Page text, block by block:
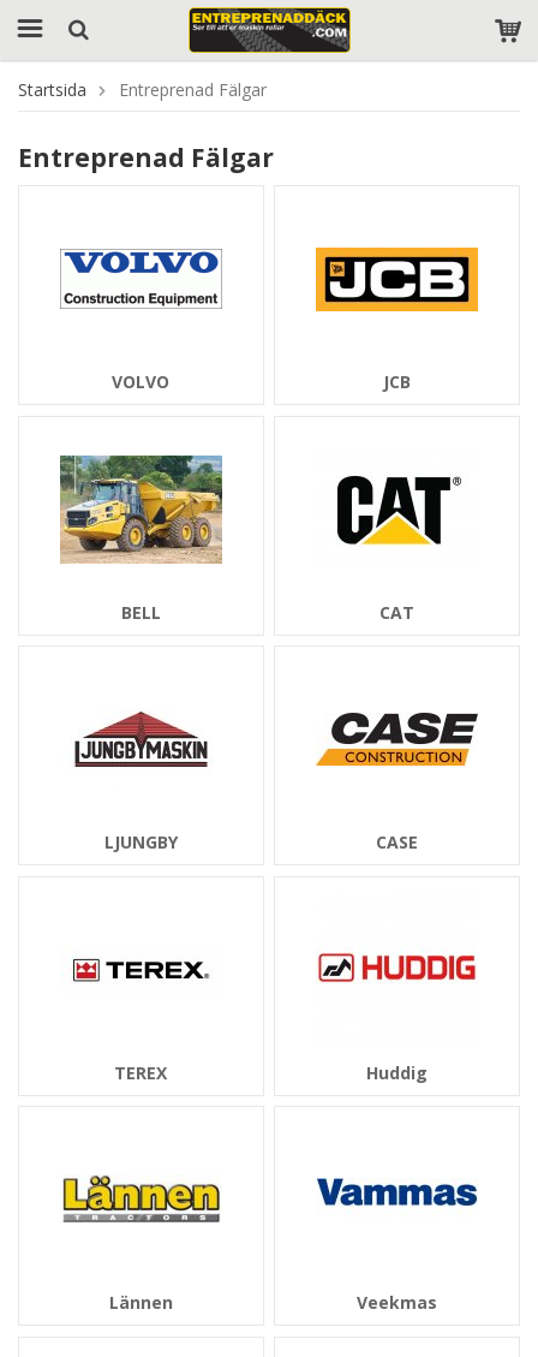
Startsida Entreprenad Fälgar
Entreprenad Fälgar
VOLVO JCB
BELL CAT
LJUNGBY CASE
TEREX Huddig
Lännen Veekmas